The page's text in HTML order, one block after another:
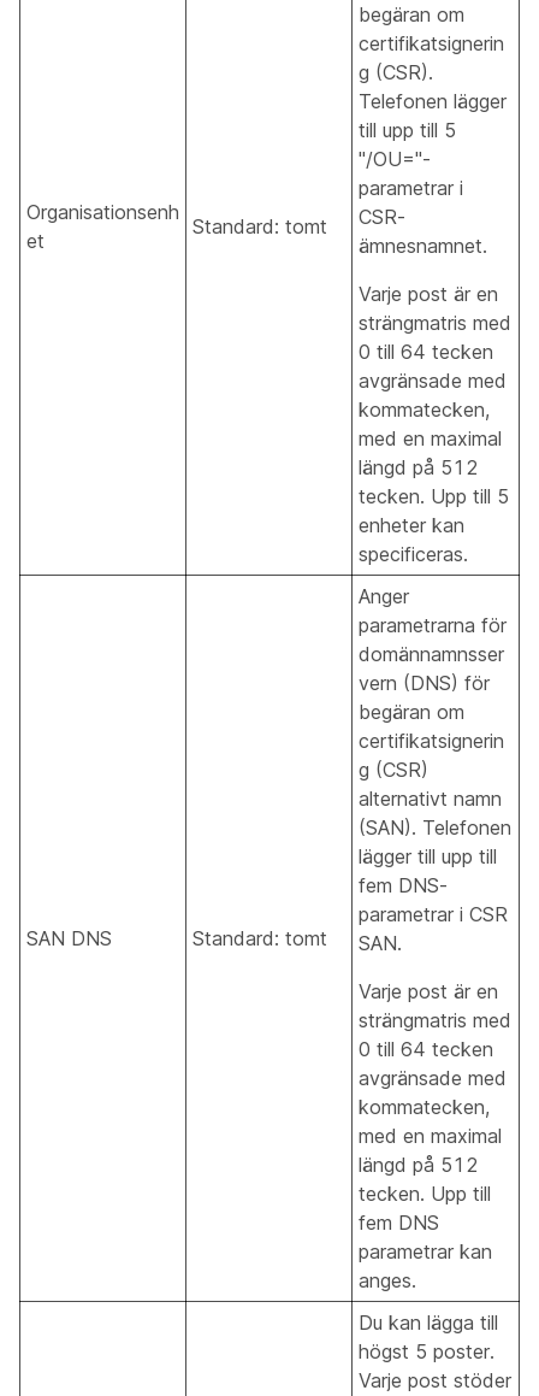
Organisationsenh
et
Standard: tomt
begäran om
certifikatsignerin
g (CSR).
Telefonen lägger
till upp till 5
"/OU="-
parametrar i
CSR-
ämnesnamnet.
Varje post är en
strängmatris med
0 till 64 tecken
avgränsade med
kommatecken,
med en maximal
längd på 512
tecken. Upp till 5
enheter kan
specificeras.
SAN DNS Standard: tomt
Anger
parametrarna för
domännamnsser
vern (DNS) för
begäran om
certifikatsignerin
g (CSR)
alternativt namn
(SAN). Telefonen
lägger till upp till
fem DNS-
parametrar i CSR
SAN.
Varje post är en
strängmatris med
0 till 64 tecken
avgränsade med
kommatecken,
med en maximal
längd på 512
tecken. Upp till
fem DNS
parametrar kan
anges.
Du kan lägga till
högst 5 poster.
Varje post stöder